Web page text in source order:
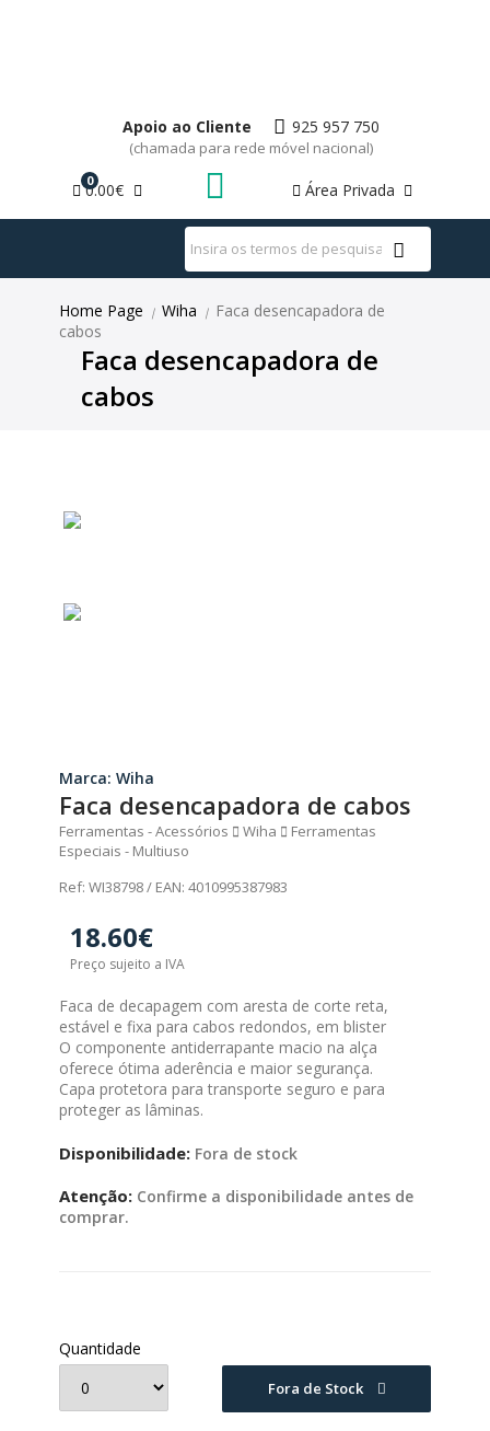
WhatsApp
Apoio ao Cliente 925 957 750
(chamada para rede móvel nacional)
Área Privada
0
0.00€
Home Page | Wiha | Faca desencapadora de
cabos
Faca desencapadora de
cabos
Marca: Wiha
Faca desencapadora de cabos
Ferramentas - Acessórios Wiha
Ferramentas
Especiais - Multiuso
Ref: WI38798 / EAN: 4010995387983
18.60€
Preço sujeito a IVA
Faca de decapagem com aresta de corte reta,
estável e fixa para cabos redondos, em blister
O componente antiderrapante macio na alça
oferece ótima aderência e maior segurança.
Capa protetora para transporte seguro e para
proteger as lâminas.
Disponibilidade: Fora de stock
Atenção: Confirme a disponibilidade antes de
comprar.
Quantidade
Fora de Stock